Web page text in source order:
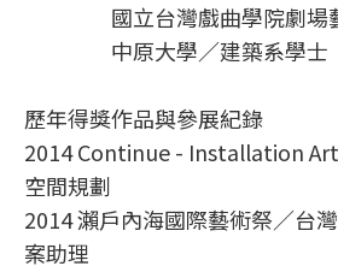
國立台灣戲曲學院劇場藝
中原大學／建築系學士
歷年得獎作品與參展紀錄
2014 Continue - Installation
空間規劃
2014 瀨戶內海國際藝術祭／台
案助理